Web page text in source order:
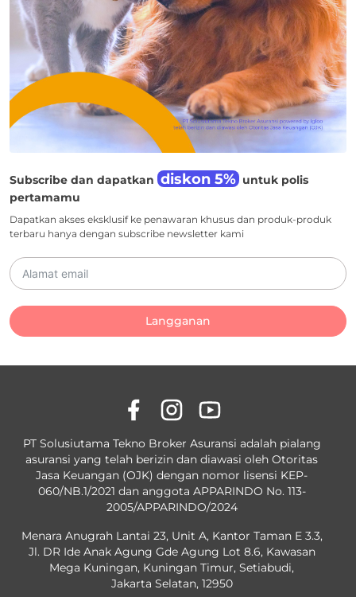
Subscribe dan dapatkan diskon 5% untuk polis
pertamamu
Dapatkan akses eksklusif ke penawaran khusus dan produk-produk
terbaru hanya dengan subscribe newsletter kami
Langganan
PT Solusiutama Tekno Broker Asuransi adalah pialang
asuransi yang telah berizin dan diawasi oleh Otoritas
Jasa Keuangan (OJK) dengan nomor lisensi KEP-
060/NB.1/2021 dan anggota APPARINDO No. 113-
2005/APPARINDO/2024
Menara Anugrah Lantai 23, Unit A, Kantor Taman E 3.3,
Jl. DR Ide Anak Agung Gde Agung Lot 8.6, Kawasan
Mega Kuningan, Kuningan Timur, Setiabudi,
Jakarta Selatan, 12950